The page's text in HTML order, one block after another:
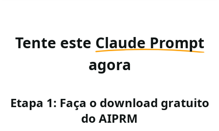
Tente este Claude Prompt
agora
Etapa 1: Faça o download gratuito
do AIPRM